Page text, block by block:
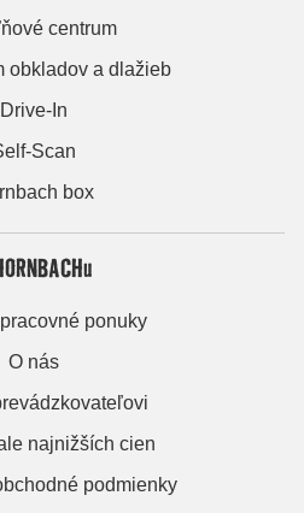
centrum
obkladov a dlažieb
Drive-In
Scan
box
ponuky
O nás
najnižších cien
podmienky